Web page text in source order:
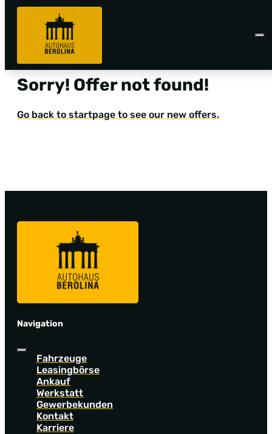
Sorry! Offer not found!
Go back to startpage to see our new offers.
Navigation
Fahrzeuge
Leasingbörse
Ankauf
Werkstatt
Gewerbekunden
Kontakt
Karriere